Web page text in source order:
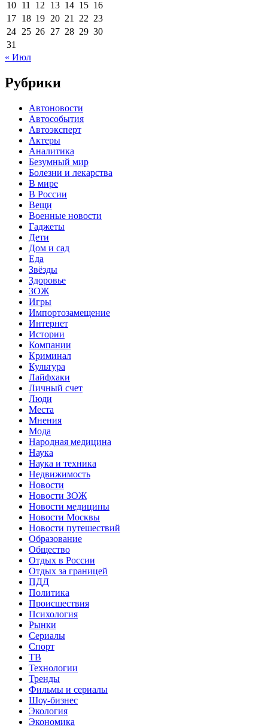
10 11 12 13 14 15 16
17 18 19 20 21 22 23
24 25 26 27 28 29 30
31
« Июл
Рубрики
Автоновости
Автособытия
Автоэксперт
Актеры
Аналитика
Безумный мир
Болезни и лекарства
В мире
В России
Вещи
Военные новости
Гаджеты
Дети
Дом и сад
Еда
Звёзды
Здоровье
ЗОЖ
Игры
Импортозамещение
Интернет
Истории
Компании
Криминал
Культура
Лайфхаки
Личный счет
Люди
Места
Мнения
Мода
Народная медицина
Наука
Наука и техника
Недвижимость
Новости
Новости ЗОЖ
Новости медицины
Новости Москвы
Новости путешествий
Образование
Общество
Отдых в России
Отдых за границей
ПДД
Политика
Происшествия
Психология
Рынки
Сериалы
Спорт
ТВ
Технологии
Тренды
Фильмы и сериалы
Шоу-бизнес
Экология
Экономика